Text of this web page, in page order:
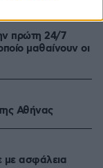
πρώτη 24/7
μαθαίνουν οι
Αθήνας
με ασφάλεια